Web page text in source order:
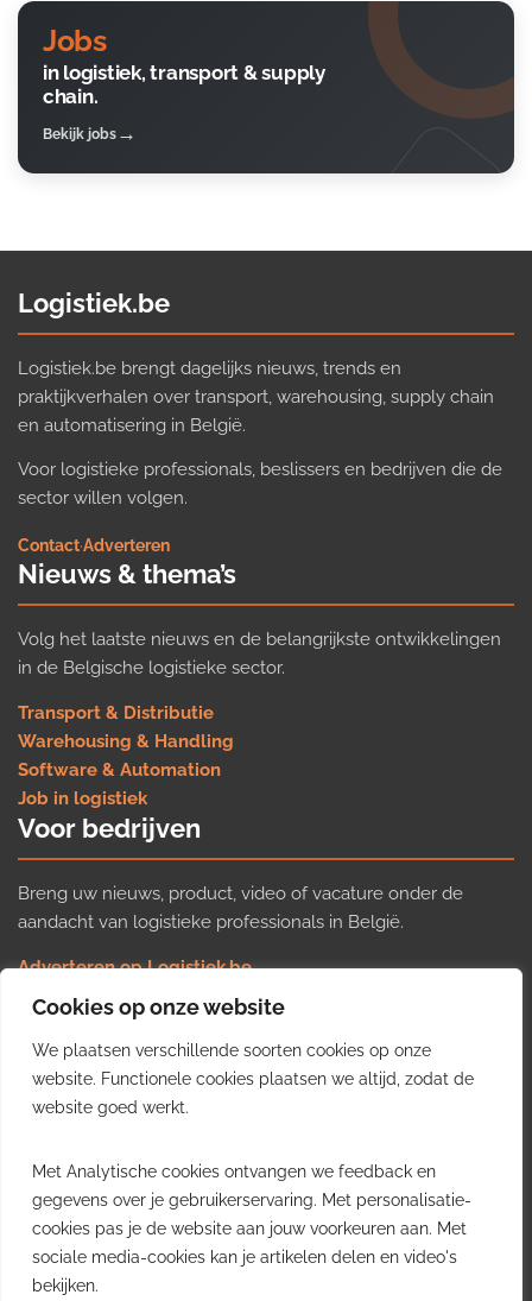
Cookies op onze website
We plaatsen verschillende soorten cookies op onze
website. Functionele cookies plaatsen we altijd, zodat de
website goed werkt.
Met Analytische cookies ontvangen we feedback en
gegevens over je gebruikerservaring. Met personalisatie-
cookies pas je de website aan jouw voorkeuren aan. Met
sociale media-cookies kan je artikelen delen en video's
bekijken.
Jobs
in logistiek, transport & supply
chain.
Bekijk jobs
Logistiek.be
Logistiek.be brengt dagelijks nieuws, trends en
praktijkverhalen over transport, warehousing, supply chain
en automatisering in België.
Voor logistieke professionals, beslissers en bedrijven die de
sector willen volgen.
Contact·Adverteren
Nieuws & thema’s
Volg het laatste nieuws en de belangrijkste ontwikkelingen
in de Belgische logistieke sector.
Transport & Distributie
Warehousing & Handling
Software & Automation
Job in logistiek
Voor bedrijven
Breng uw nieuws, product, video of vacature onder de
aandacht van logistieke professionals in België.
Adverteren op Logistiek.be
Nieuws insturen
Uw video op Logistiek.TV
Job plaatsen
Gratis wekelijkse update
inzichten uit de Belgische logistieke sector in uw inbox.
Ontvang je gratis
wekelijkse update